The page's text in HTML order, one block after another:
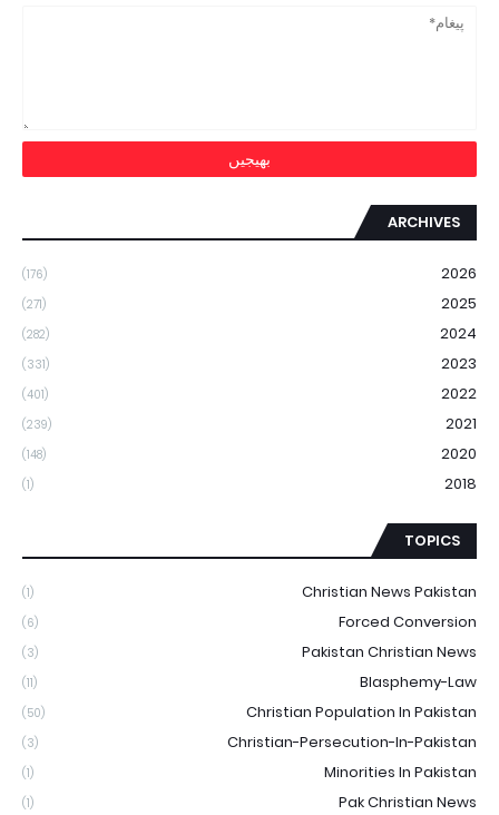
ARCHIVES
2026
(176)
2025
(271)
2024
(282)
2023
(331)
2022
(401)
2021
(239)
2020
(148)
2018
(1)
TOPICS
Christian News Pakistan
(1)
Forced Conversion
(6)
Pakistan Christian News
(3)
Blasphemy-Law
(11)
Christian Population In Pakistan
(50)
Christian-Persecution-In-Pakistan
(3)
Minorities In Pakistan
(1)
Pak Christian News
(1)